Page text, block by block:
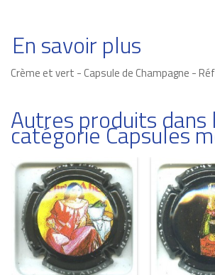
En savoir plus
Crème et vert - Capsule de Champagne -
Autres produits dans
catégorie Capsules